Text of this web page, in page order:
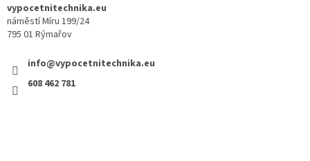
vypocetnitechnika.eu
náměstí Míru 199/24
795 01 Rýmařov
info@vypocetnitechnika.eu
608 462 781